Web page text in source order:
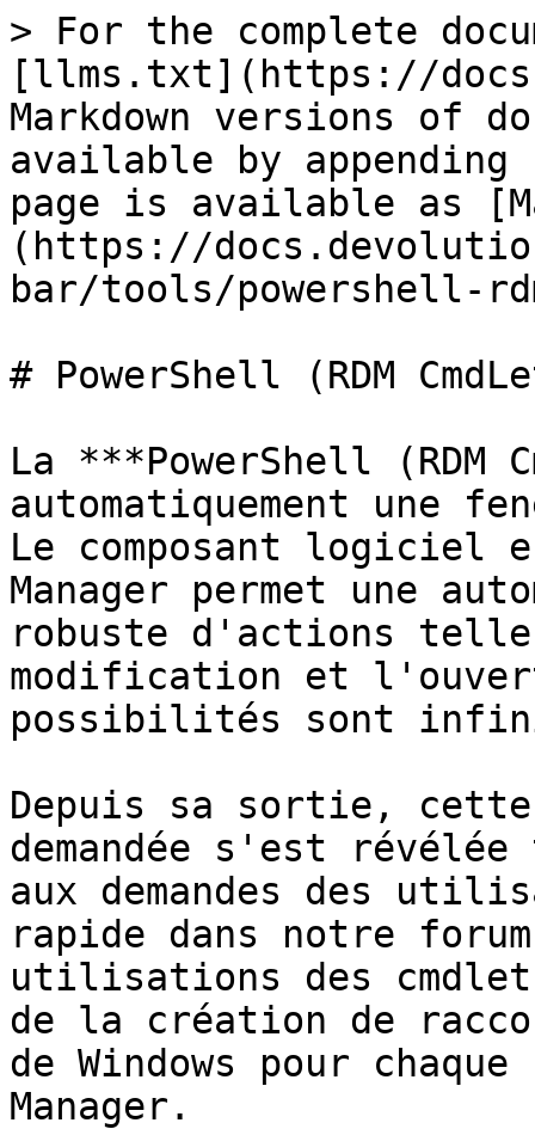
> For the complete
[llms.txt](https://
Markdown versions of
available by
page is available as
(https://
bar/tools/powershell-
# PowerShell (RDM
La ***PowerShell (RDM
automatiquement une
Le composant logiciel
Manager permet une
robuste d'actions
modification et
possibilités sont
Depuis sa sortie,
demandée s'est
aux demandes des
rapide dans notre
utilisations des
de la création de
de Windows pour
Manager.